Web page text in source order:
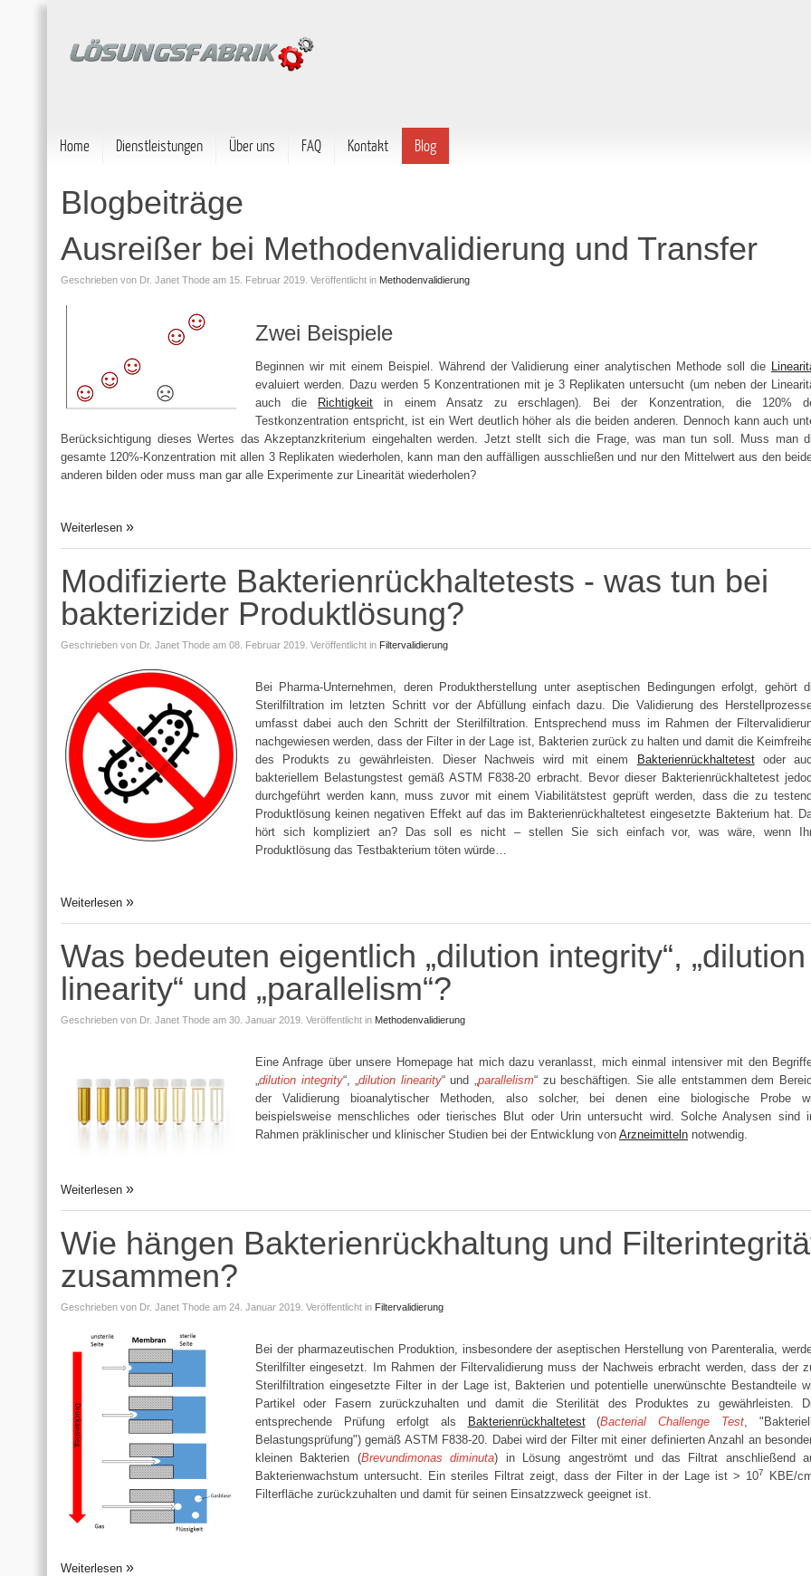
Home Dienstleistungen Über uns FAQ Kontakt Blog
Blogbeiträge
Ausreißer bei Methodenvalidierung und Transfer
Geschrieben von Dr. Janet Thode am 15. Februar 2019. Veröffentlicht in Methodenvalidierung
Zwei Beispiele
Beginnen wir mit einem Beispiel. Während der Validierung einer analytischen Methode soll die
evaluiert werden. Dazu werden 5 Konzentrationen mit je 3 Replikaten untersucht (um neben der
auch die
Richtigkeit in einem Ansatz zu erschlagen). Bei der Konzentration, die 120%
Testkonzentration entspricht, ist ein Wert deutlich höher als die beiden anderen. Dennoch kann auch
Berücksichtigung dieses Wertes das Akzeptanzkriterium eingehalten werden. Jetzt stellt sich die Frage, was man tun soll. Muss man
gesamte 120%-Konzentration mit allen 3 Replikaten wiederholen, kann man den auffälligen ausschließen und nur den Mittelwert aus den
anderen bilden oder muss man gar alle Experimente zur Linearität wiederholen?
Weiterlesen
Modifizierte Bakterienrückhaltetests - was tun bei
bakterizider Produktlösung?
Geschrieben von Dr. Janet Thode am 08. Februar 2019. Veröffentlicht in Filtervalidierung
Bei Pharma-Unternehmen, deren Produktherstellung unter aseptischen Bedingungen erfolgt, gehört
Sterilfiltration im letzten Schritt vor der Abfüllung einfach dazu. Die Validierung des
umfasst dabei auch den Schritt der Sterilfiltration. Entsprechend muss im Rahmen der
nachgewiesen werden, dass der Filter in der Lage ist, Bakterien zurück zu halten und damit die
des Produkts zu gewährleisten. Dieser Nachweis wird mit einem
Bakterienrückhaltetestoder
bakteriellem Belastungstest gemäß ASTM F838-20 erbracht. Bevor dieser Bakterienrückhaltetest
durchgeführt werden kann, muss zuvor mit einem Viabilitätstest geprüft werden, dass die zu
Produktlösung keinen negativen Effekt auf das im Bakterienrückhaltetest eingesetzte Bakterium hat.
hört sich kompliziert an? Das soll es nicht – stellen Sie sich einfach vor, was wäre, wenn
Produktlösung das Testbakterium töten würde…
Weiterlesen
Was bedeuten eigentlich „dilution integrity“, „dilution
linearity“ und „parallelism“?
Geschrieben von Dr. Janet Thode am 30. Januar 2019. Veröffentlicht in Methodenvalidierung
Eine Anfrage über unsere Homepage hat mich dazu veranlasst, mich einmal intensiver mit den
„dilution integrity“, „dilution linearity“ und „parallelism“ zu beschäftigen. Sie alle entstammen dem
der Validierung bioanalytischer Methoden, also solcher, bei denen eine biologische Probe
beispielsweise menschliches oder tierisches Blut oder Urin untersucht wird. Solche Analysen sind
Rahmen präklinischer und klinischer Studien bei der Entwicklung von Arzneimitteln notwendig.
Weiterlesen
Wie hängen Bakterienrückhaltung und
zusammen?
Geschrieben von Dr. Janet Thode am 24. Januar 2019. Veröffentlicht in Filtervalidierung
Bei der pharmazeutischen Produktion, insbesondere der aseptischen Herstellung von Parenteralia,
Sterilfilter eingesetzt. Im Rahmen der Filtervalidierung muss der Nachweis erbracht werden, dass der
Sterilfiltration eingesetzte Filter in der Lage ist, Bakterien und potentielle unerwünschte Bestandteile
Partikel oder Fasern zurückzuhalten und damit die Sterilität des Produktes zu gewährleisten.
entsprechende Prüfung erfolgt als
Bakterienrückhaltetest(Bacterial Challenge Test,
Belastungsprüfung") gemäß ASTM F838-20. Dabei wird der Filter mit einer definierten Anzahl an
kleinen Bakterien (Brevundimonas diminuta) in Lösung angeströmt und das Filtrat anschließend
Bakterienwachstum untersucht. Ein steriles Filtrat zeigt, dass der Filter in der Lage ist > 107 KBE/
Filterfläche zurückzuhalten und damit für seinen Einsatzzweck geeignet ist.
Weiterlesen